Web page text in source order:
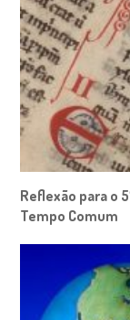
Reflexão para o
Tempo Comum